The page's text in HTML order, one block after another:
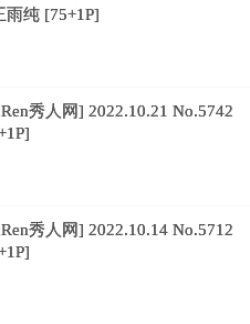
雨纯 [75+1P]
秀人网] 2022.10.21 No.5742
秀人网] 2022.10.14 No.5712